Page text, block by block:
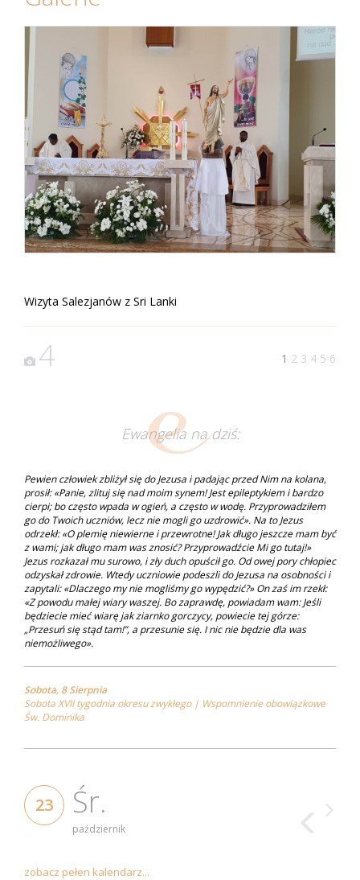
Wizyta Salezjanów z Sri Lanki
4 1 2 3 4 5 6
Ewangelia na dziś:
Pewien człowiek zbliżył się do Jezusa i padając przed Nim na kolana,
prosił: «Panie, zlituj się nad moim synem! Jest epileptykiem i bardzo
cierpi; bo często wpada w ogień, a często w wodę. Przyprowadziłem
go do Twoich uczniów, lecz nie mogli go uzdrowić». Na to Jezus
odrzekł: «O plemię niewierne i przewrotne! Jak długo jeszcze mam być
z wami; jak długo mam was znosić? Przyprowadźcie Mi go tutaj!»
Jezus rozkazał mu surowo, i zły duch opuścił go. Od owej pory chłopiec
odzyskał zdrowie. Wtedy uczniowie podeszli do Jezusa na osobności i
zapytali: «Dlaczego my nie mogliśmy go wypędzić?» On zaś im rzekł:
«Z powodu małej wiary waszej. Bo zaprawdę, powiadam wam: Jeśli
będziecie mieć wiarę jak ziarnko gorczycy, powiecie tej górze:
„Przesuń się stąd tam!”, a przesunie się. I nic nie będzie dla was
niemożliwego».
Sobota, 8 Sierpnia
Sobota XVII tygodnia okresu zwykłego | Wspomnienie obowiązkowe
Św. Dominika
23 Śr.
październik
zobacz pełen kalendarz...